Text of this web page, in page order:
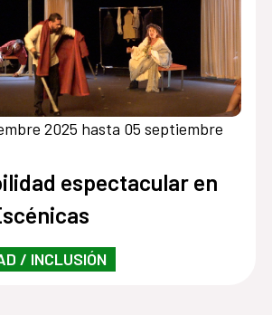
2025 hasta 05 septiembre
espectacular en
/ INCLUSIÓN